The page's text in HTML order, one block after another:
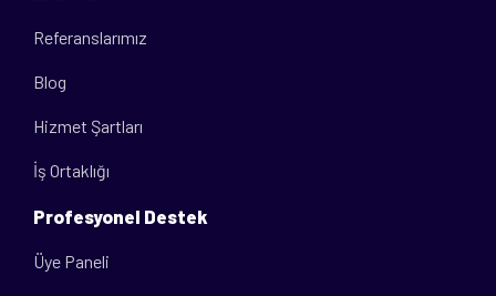
Referanslarımız
Blog
Hizmet Şartları
İş Ortaklığı
Profesyonel Destek
Üye Paneli